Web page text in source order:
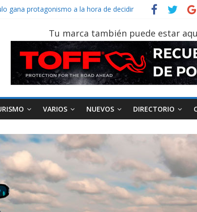
gana protagonismo a la hora de decidir
si permanece varios días sin usar?
edición 47ª, recorre 7 provincias en 8 días
Bolden para cubrir las rutas de La Vuelta
Tu marca también puede estar
VARIOS NUEVOS DIRECTORIO
AEADE Industria Motociclismo
Movilidad